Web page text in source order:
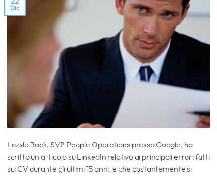
Dic
Lazslo Bock, SVP People Operations presso Google, ha
scritto un articolo su LinkedIn relativo ai principali errori fatti
sui CV durante gli ultimi 15 anni, e che costantemente si